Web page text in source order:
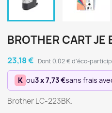
BROTHER CART
23,18 € Dont 0,02 € d'éco-
K ou3 x 7,73 €sans frais
Brother LC-223BK.